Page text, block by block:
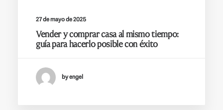
27 de mayo de 2025
Vender y comprar casa al mismo tiempo:
guía para hacerlo posible con éxito
by engel